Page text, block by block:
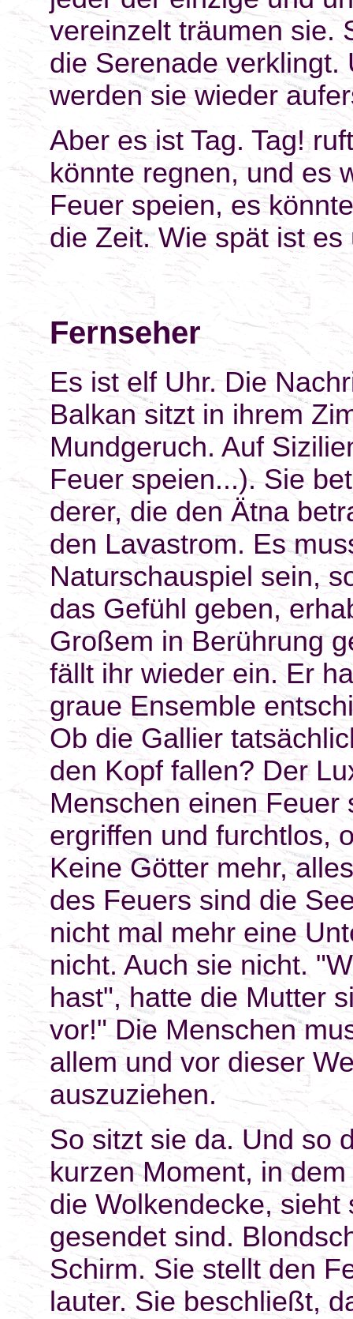
vereinzelt träumen sie.
die Serenade verklingt.
werden sie wieder
Aber es ist Tag. Tag!
könnte regnen, und es
Feuer speien, es
die Zeit. Wie spät ist es
Fernseher
Es ist elf Uhr. Die
Balkan sitzt in ihrem
Mundgeruch. Auf
Feuer speien...). Sie
derer, die den Ätna
den Lavastrom. Es
Naturschauspiel sein,
das Gefühl geben,
Großem in Berührung
fällt ihr wieder ein. Er
graue Ensemble
Ob die Gallier
den Kopf fallen? Der
Menschen einen
ergriffen und furchtlos,
Keine Götter mehr,
des Feuers sind die
nicht mal mehr eine
nicht. Auch sie nicht.
hast", hatte die Mutter
vor!" Die Menschen
allem und vor dieser
auszuziehen.
So sitzt sie da. Und so
kurzen Moment, in
die Wolkendecke,
gesendet sind.
Schirm. Sie stellt den
lauter. Sie beschließt,